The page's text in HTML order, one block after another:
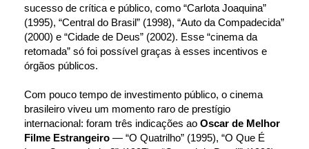
sucesso de crítica e público, como “Carlota Joaquina”
(1995), “Central do Brasil” (1998), “Auto da Compadecida”
(2000) e “Cidade de Deus” (2002). Esse “cinema da
retomada” só foi possível graças à esses incentivos e
órgãos públicos.
Com pouco tempo de investimento público, o cinema
brasileiro viveu um momento raro de prestígio
internacional: foram três indicações ao Oscar de Melhor
Filme Estrangeiro — “O Quatrilho” (1995), “O Que É